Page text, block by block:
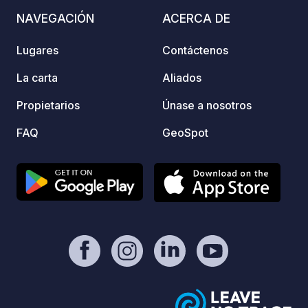
mOst1983 - https://geospot.app/en
NAVEGACIÓN
Lugares
La carta
Propietarios
FAQ
ACERCA DE
Contáctenos
Aliados
Únase a nosotros
GeoSpot